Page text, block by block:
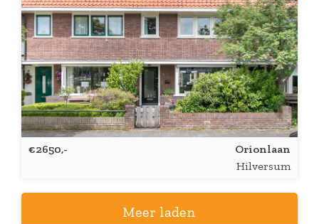
Orionlaan
Hilversum
€2650,-
Meer laden